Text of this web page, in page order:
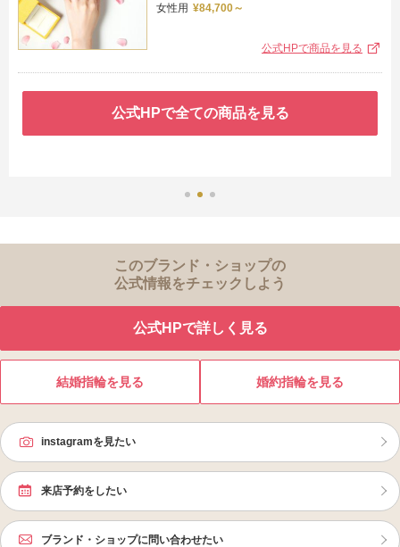
女性用 ¥84,700～
公式HPで商品を見る
公式HPで全ての商品を見る
このブランド・ショップの
公式情報をチェックしよう
公式HPで詳しく見る
結婚指輪を見る 婚約指輪を見る
instagramを見たい
来店予約をしたい
ブランド・ショップに問い合わせたい